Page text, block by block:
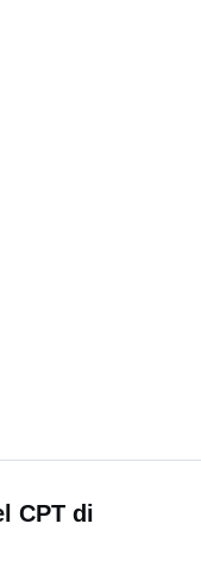
CPT di